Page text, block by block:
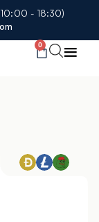
10:00 - 18:30)
0